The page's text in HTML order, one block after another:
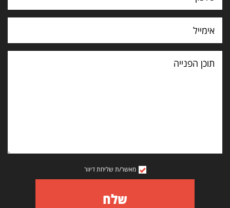
תוכן
הפנייה
מאשר/ת שליחת דיוור
שלח